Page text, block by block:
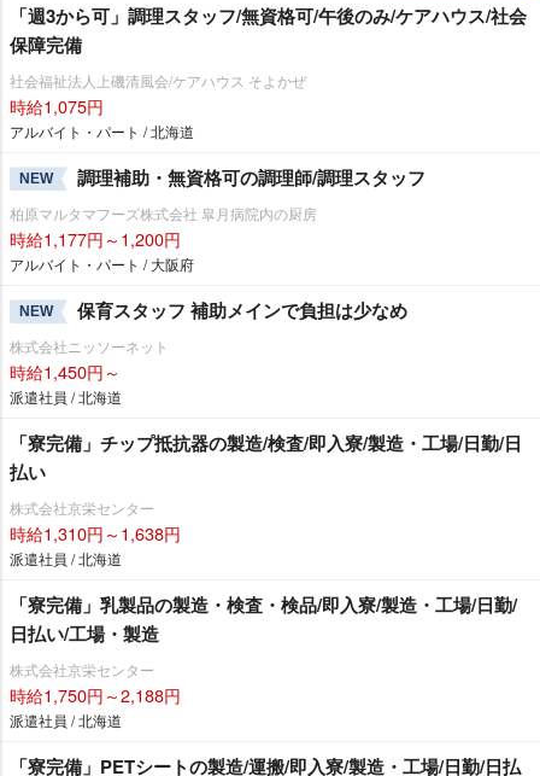
「週3から可」調理スタッフ/無資格可/午後のみ/ケアハウス/社会
保障完備
社会福祉法人上磯清風会/ケアハウス そよかぜ
時給1,075円
アルバイト・パート / 北海道
NEW 調理補助・無資格可の調理師/調理スタッフ
柏原マルタマフーズ株式会社 皐月病院内の厨房
時給1,177円～1,200円
アルバイト・パート / 大阪府
NEW 保育スタッフ 補助メインで負担は少なめ
株式会社ニッソーネット
時給1,450円～
派遣社員 / 北海道
「寮完備」チップ抵抗器の製造/検査/即入寮/製造・工場/日勤/日
払い
株式会社京栄センター
時給1,310円～1,638円
派遣社員 / 北海道
「寮完備」乳製品の製造・検査・検品/即入寮/製造・工場/日勤/
日払い/工場・製造
株式会社京栄センター
時給1,750円～2,188円
派遣社員 / 北海道
「寮完備」PETシートの製造/運搬/即入寮/製造・工場/日勤/日払